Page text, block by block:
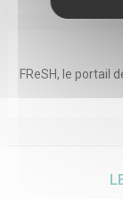
FReSH, le portail